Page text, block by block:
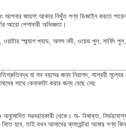
আপনার জায়গা আকার নিখুঁত পণ্য ডিজাইন করতে পারেন
আরো পেশাদারী অভিজ্ঞতা।
স্প্ল্যাশ প্যাড, অলস নদী, ওয়েভ পুল, সার্ফিং
যা সব বয়সের জন্য নিরাপদ, সাশ্রয়ী
সাথে কেনাকাটা করার জন্য বেছে নেয়:
সরবরাহকারী থেকে। অ- বিষাক্ত, নির্ভরযোগ্য
হবে, তাই যখন আমাদের ক্লায়েন্টরা আমার পণ্য